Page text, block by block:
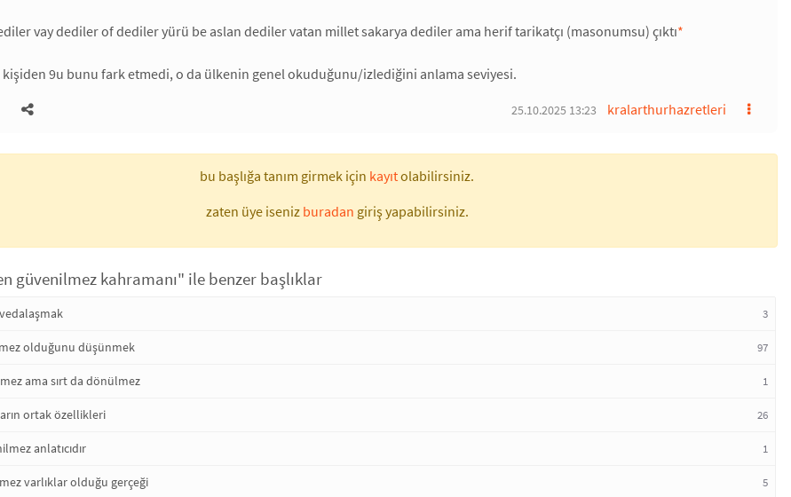
vay dediler of dediler yürü be aslan dediler vatan millet sakarya dediler ama herif tarikatçı (masonumsu) çıktı*
kişiden 9u bunu fark etmedi, o da ülkenin genel okuduğunu/izlediğini anlama seviyesi.
kralarthurhazretleri
25.10.2025 13:23
bu başlığa tanım girmek için kayıtolabilirsiniz.
zaten üye iseniz buradan giriş yapabilirsiniz.
güvenilmez kahramanı" ile benzer başlıklar
3
olduğunu düşünmek 97
ama sırt da dönülmez 1
ortak özellikleri 26
anlatıcıdır 1
varlıklar olduğu gerçeği 5